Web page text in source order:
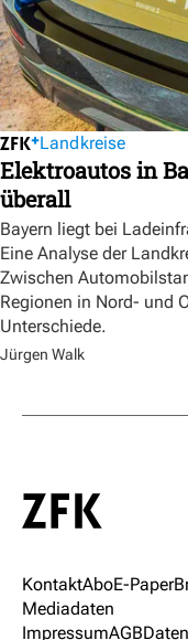
Landkreise
Elektroautos in
überall
Bayern liegt bei
Eine Analyse der
Zwischen
Regionen in Nord- und
Unterschiede.
Jürgen Walk
KontaktAboE-Paper
Mediadaten
ImpressumAGB